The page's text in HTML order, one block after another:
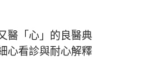
醫「心」的良醫典
心看診與耐心解釋